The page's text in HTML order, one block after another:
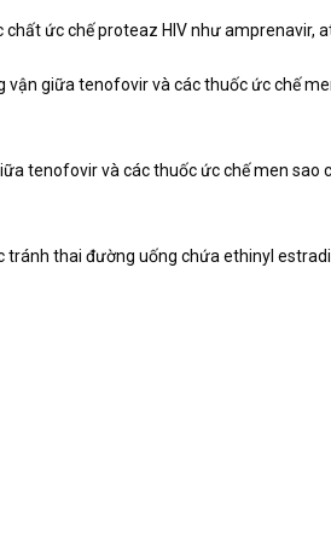
ức chế proteaz HIV như amprenavir,
giữa tenofovir và các thuốc ức chế
tenofovir và các thuốc ức chế men sao
thai đường uống chứa ethinyl